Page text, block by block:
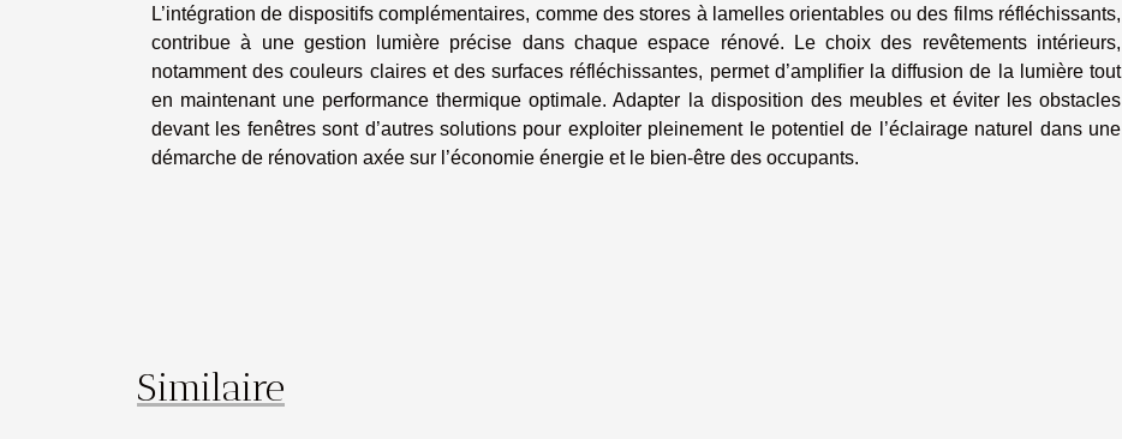
L’intégration de dispositifs complémentaires, comme des stores à lamelles orientables ou des films réfléchissants,
contribue à une gestion lumière précise dans chaque espace rénové. Le choix des revêtements intérieurs,
notamment des couleurs claires et des surfaces réfléchissantes, permet d’amplifier la diffusion de la lumière tout
en maintenant une performance thermique optimale. Adapter la disposition des meubles et éviter les obstacles
devant les fenêtres sont d’autres solutions pour exploiter pleinement le potentiel de l’éclairage naturel dans une
démarche de rénovation axée sur l’économie énergie et le bien-être des occupants.
Similaire